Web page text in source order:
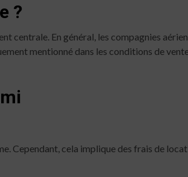
?
centrale. En général, les compagnies
mentionné dans les conditions de
Cependant, cela implique des frais de